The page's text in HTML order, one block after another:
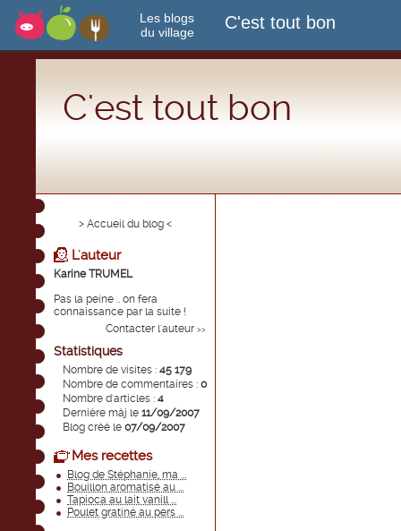
Les blogs
du village
C'est tout bon
C'est tout bon
> Accueil du blog <
L'auteur
Karine TRUMEL
Pas la peine .. on fera
connaissance par la suite !
Contacter l'auteur >>
Statistiques
Nombre de visites : 45 179
Nombre de commentaires : 0
Nombre d'articles : 4
Dernière màj le 11/09/2007
Blog créé le 07/09/2007
Mes recettes
Blog de Stéphanie, ma ...
Bouillon aromatisé au ...
Tapioca au lait vanill ...
Poulet gratiné au pers ...